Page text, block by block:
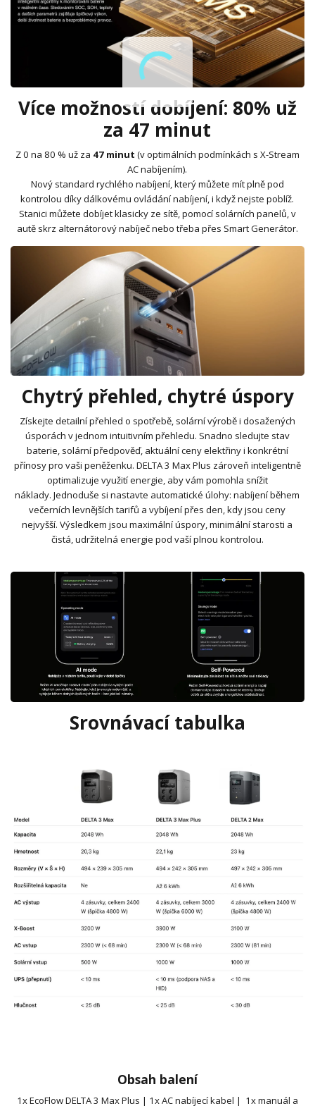
Více možností dobíjení: 80% už
za 47 minut
Z 0 na 80 % už za 47 minut (v optimálních podmínkách s X-Stream
AC nabíjením).
Nový standard rychlého nabíjení, který můžete mít plně pod
kontrolou díky dálkovému ovládání nabíjení, i když nejste poblíž.
Stanici můžete dobíjet klasicky ze sítě, pomocí solárních panelů, v
autě skrz alternátorový nabíječ nebo třeba přes Smart Generátor.
Chytrý přehled, chytré úspory
Získejte detailní přehled o spotřebě, solární výrobě i dosažených
úsporách v jednom intuitivním přehledu. Snadno sledujte stav
baterie, solární předpověď, aktuální ceny elektřiny i konkrétní
přínosy pro vaši peněženku. DELTA 3 Max Plus zároveň inteligentně
optimalizuje využití energie, aby vám pomohla snížit
náklady. Jednoduše si nastavte automatické úlohy: nabíjení během
večerních levnějších tarifů a vybíjení přes den, kdy jsou ceny
nejvyšší. Výsledkem jsou maximální úspory, minimální starosti a
čistá, udržitelná energie pod vaší plnou kontrolou.
Srovnávací tabulka
Obsah balení
1x EcoFlow DELTA 3 Max Plus | 1x AC nabíjecí kabel | 1x manuál a